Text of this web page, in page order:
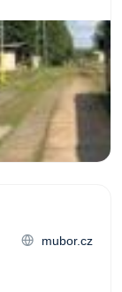
mubor.cz